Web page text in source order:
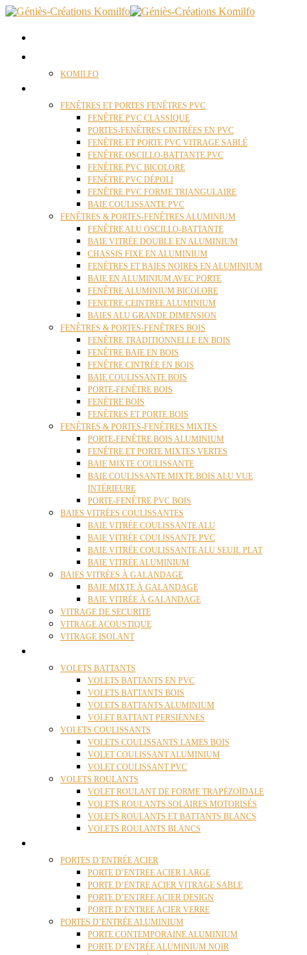
KOMILFO
FENÊTRES ET PORTES FENÊTRES PVC
FENÊTRE PVC CLASSIQUE
PORTES-FENÊTRES CINTRÉES EN PVC
FENÊTRE ET PORTE PVC VITRAGE SABLÉ
FENÊTRE OSCILLO-BATTANTE PVC
FENÊTRE PVC BICOLORE
FENÊTRE PVC DÉPOLI
FENÊTRE PVC FORME TRIANGULAIRE
BAIE COULISSANTE PVC
FENÊTRES & PORTES-FENÊTRES ALUMINIUM
FENÊTRE ALU OSCILLO-BATTANTE
BAIE VITRÉE DOUBLE EN ALUMINIUM
CHASSIS FIXE EN ALUMINIUM
FENÊTRES ET BAIES NOIRES EN ALUMINIUM
BAIE EN ALUMINIUM AVEC PORTE
FENÊTRE ALUMINIUM BICOLORE
FENETRE CEINTREE ALUMINIUM
BAIES ALU GRANDE DIMENSION
FENÊTRES & PORTES-FENÊTRES BOIS
FENÊTRE TRADITIONNELLE EN BOIS
FENÊTRE BAIE EN BOIS
FENÊTRE CINTRÉE EN BOIS
BAIE COULISSANTE BOIS
PORTE-FENÊTRE BOIS
FENÊTRE BOIS
FENÊTRES ET PORTE BOIS
FENÊTRES & PORTES-FENÊTRES MIXTES
PORTE-FENÊTRE BOIS ALUMINIUM
FENÊTRE ET PORTE MIXTES VERTES
BAIE MIXTE COULISSANTE
BAIE COULISSANTE MIXTE BOIS ALU VUE
INTÉRIEURE
PORTE-FENÊTRE PVC BOIS
BAIES VITRÉES COULISSANTES
BAIE VITRÉE COULISSANTE ALU
BAIE VITRÉE COULISSANTE PVC
BAIE VITRÉE COULISSANTE ALU SEUIL PLAT
BAIE VITRÉE ALUMINIUM
BAIES VITRÉES À GALANDAGE
BAIE MIXTE À GALANDAGE
BAIE VITRÉE À GALANDAGE
VITRAGE DE SECURITE
VITRAGE ACOUSTIQUE
VITRAGE ISOLANT
VOLETS BATTANTS
VOLETS BATTANTS EN PVC
VOLETS BATTANTS BOIS
VOLETS BATTANTS ALUMINIUM
VOLET BATTANT PERSIENNES
VOLETS COULISSANTS
VOLETS COULISSANTS LAMES BOIS
VOLET COULISSANT ALUMINIUM
VOLET COULISSANT PVC
VOLETS ROULANTS
VOLET ROULANT DE FORME TRAPÉZOÏDALE
VOLETS ROULANTS SOLAIRES MOTORISÉS
VOLETS ROULANTS ET BATTANTS BLANCS
VOLETS ROULANTS BLANCS
PORTES D’ENTRÉE ACIER
PORTE D’ENTREE ACIER LARGE
PORTE D’ENTRE ACIER VITRAGE SABLE
PORTE D’ENTREE ACIER DESIGN
PORTE D’ENTREE ACIER VERRE
PORTES D’ENTRÉE ALUMINIUM
PORTE CONTEMPORAINE ALUMINIUM
PORTE D’ENTRÉE ALUMINIUM NOIR